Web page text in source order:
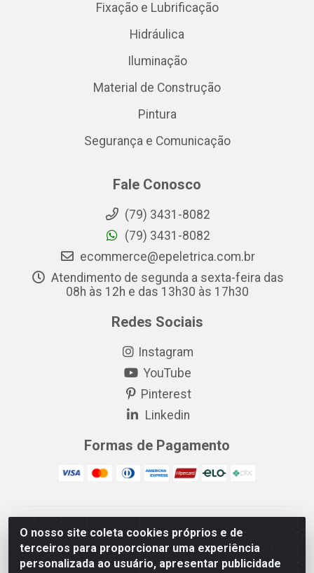
O nosso site coleta cookies próprios e de
terceiros para proporcionar uma experiência
personalizada ao usuário, apresentar publicidade
Fixação e Lubrificação
Hidráulica
Iluminação
Material de Construção
Pintura
Segurança e Comunicação
Fale Conosco
(79) 3431-8082
(79) 3431-8082
ecommerce@epeletrica.com.br
Atendimento de segunda a sexta-feira das
08h às 12h e das 13h30 às 17h30
Redes Sociais
Instagram
YouTube
Pinterest
Linkedin
Formas de Pagamento
EP Elétrica LTDA - 18.621.731/0005-43 - Itabaiana/SE -
CEP: 49511-899
EP Elétrica LTDA - 48.594.570/0001-83 - Itabaiana/SE -